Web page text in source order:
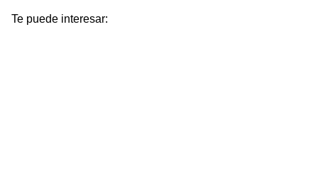
Te puede interesar: